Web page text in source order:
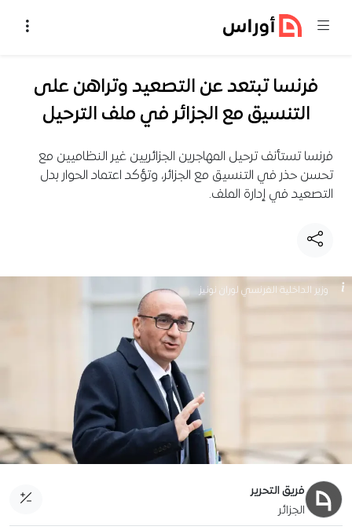
فرنسا تبتعد عن التصعيد وتراهن على
التنسيق مع الجزائر في ملف الترحيل
فرنسا تستأنف ترحيل المهاجرين الجزائريين غير النظاميين مع
تحسن حذر في التنسيق مع الجزائر، وتؤكد اعتماد الحوار بدل
التصعيد في إدارة الملف.
وزير الداخلية الفرنسي لوران نونيز
فريق التحرير
الجزائر